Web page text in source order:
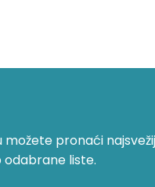
pronaći
odabrane liste.